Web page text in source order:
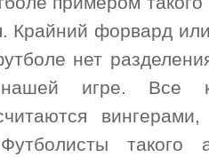
Крайний форвард
нет
игре. Все
такого